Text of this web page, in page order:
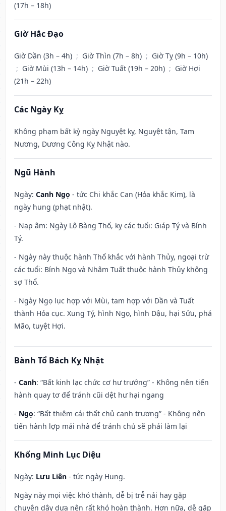
(17h – 18h)
Giờ Hắc Đạo
Giờ Dần (3h – 4h) ; Giờ Thìn (7h – 8h) ; Giờ Tỵ (9h – 10h)
; Giờ Mùi (13h – 14h) ; Giờ Tuất (19h – 20h) ; Giờ Hợi
(21h – 22h)
Các Ngày Kỵ
Không phạm bất kỳ ngày Nguyệt kỵ, Nguyệt tận, Tam
Nương, Dương Công Kỵ Nhật nào.
Ngũ Hành
Ngày: Canh Ngọ - tức Chi khắc Can (Hỏa khắc Kim), là
ngày hung (phạt nhật).
- Nạp âm: Ngày Lộ Bàng Thổ, kỵ các tuổi: Giáp Tý và Bính
Tý.
- Ngày này thuộc hành Thổ khắc với hành Thủy, ngoại trừ
các tuổi: Bính Ngọ và Nhâm Tuất thuộc hành Thủy không
sợ Thổ.
- Ngày Ngọ lục hợp với Mùi, tam hợp với Dần và Tuất
thành Hỏa cục. Xung Tý, hình Ngọ, hình Dậu, hại Sửu, phá
Mão, tuyệt Hợi.
Bành Tổ Bách Kỵ Nhật
- Canh: “Bất kinh lạc chức cơ hư trướng” - Không nên tiến
hành quay tơ để tránh cũi dệt hư hại ngang
- Ngọ: “Bất thiêm cái thất chủ canh trương” - Không nên
tiến hành lợp mái nhà để tránh chủ sẽ phải làm lại
Khổng Minh Lục Diệu
Ngày: Lưu Liên - tức ngày Hung.
Ngày này mọi việc khó thành, dễ bị trễ nải hay gặp
chuyện dây dưa nên rất khó hoàn thành. Hơn nữa, dễ gặp